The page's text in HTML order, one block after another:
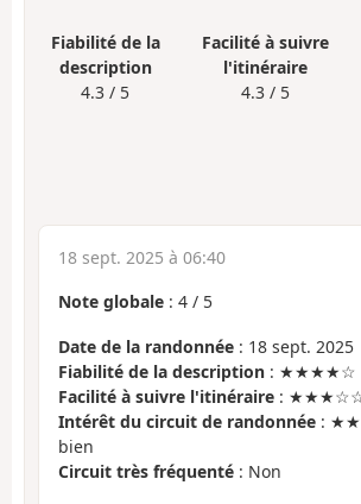
Fiabilité de la
description
4.3 / 5
Facilité à suivre
l'itinéraire
4.3 / 5
18 sept. 2025 à 06:40
Note globale : 4 / 5
Date de la randonnée : 18 sept. 2025
Fiabilité de la description : ★★★★☆
Facilité à suivre l'itinéraire : ★★★☆☆
Intérêt du circuit de randonnée :
bien
Circuit très fréquenté : Non